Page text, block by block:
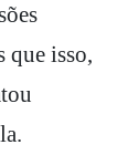
que isso,